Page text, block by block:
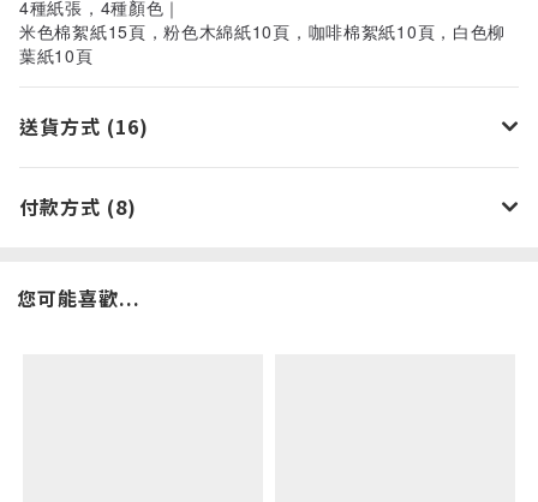
4種紙張，4種顏色｜
米色棉絮紙15頁，粉色木綿紙10頁，咖啡棉絮紙10頁，白色柳
葉紙10頁
送貨方式 (16)
付款方式 (8)
您可能喜歡...